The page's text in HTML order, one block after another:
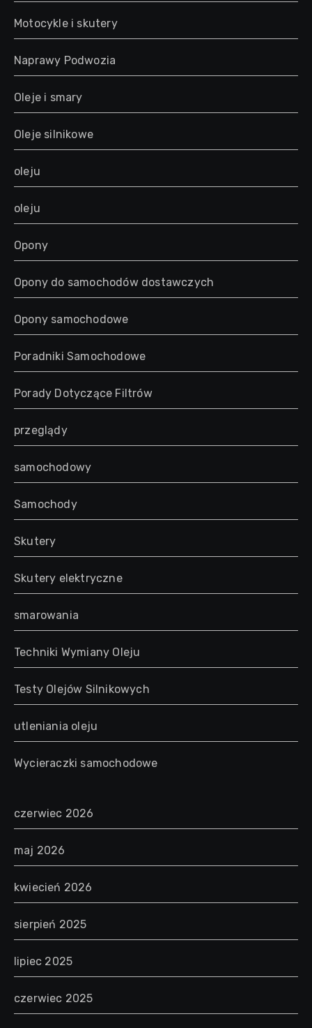
Motocykle i skutery
Naprawy Podwozia
Oleje i smary
Oleje silnikowe
oleju
oleju
Opony
Opony do samochodów dostawczych
Opony samochodowe
Poradniki Samochodowe
Porady Dotyczące Filtrów
przeglądy
samochodowy
Samochody
Skutery
Skutery elektryczne
smarowania
Techniki Wymiany Oleju
Testy Olejów Silnikowych
utleniania oleju
Wycieraczki samochodowe
czerwiec 2026
maj 2026
kwiecień 2026
sierpień 2025
lipiec 2025
czerwiec 2025